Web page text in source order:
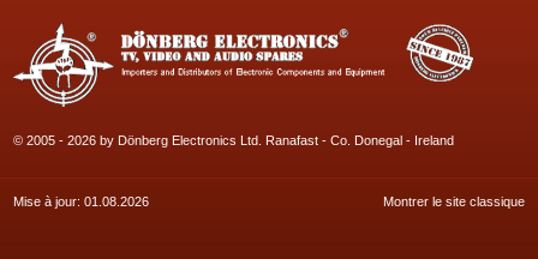
© 2005 - 2026 by Dönberg Electronics Ltd. Ranafast - Co. Donegal - Ireland
Mise à jour: 01.08.2026 Montrer le site classique